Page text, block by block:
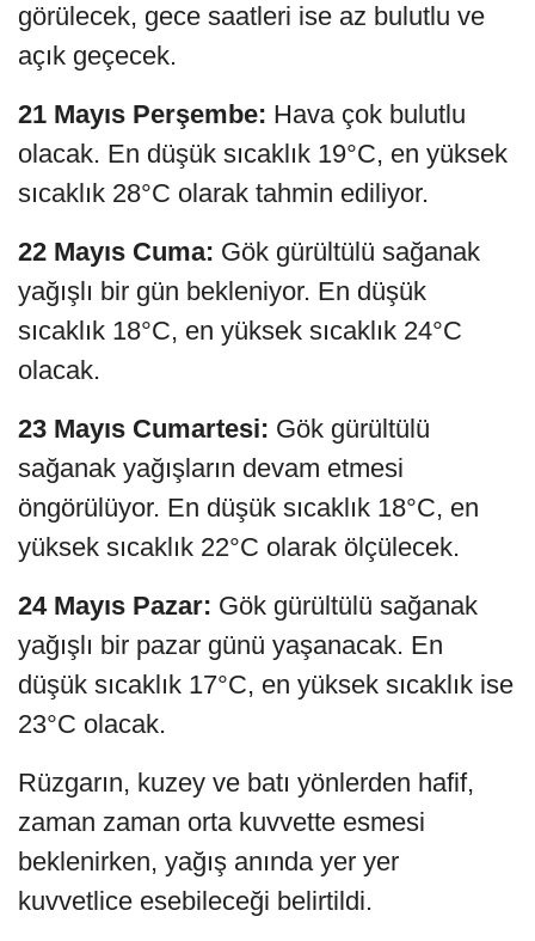
görülecek, gece saatleri ise az bulutlu ve
açık geçecek.
21 Mayıs Perşembe: Hava çok bulutlu
olacak. En düşük sıcaklık 19°C, en yüksek
sıcaklık 28°C olarak tahmin ediliyor.
22 Mayıs Cuma: Gök gürültülü sağanak
yağışlı bir gün bekleniyor. En düşük
sıcaklık 18°C, en yüksek sıcaklık 24°C
olacak.
23 Mayıs Cumartesi: Gök gürültülü
sağanak yağışların devam etmesi
öngörülüyor. En düşük sıcaklık 18°C, en
yüksek sıcaklık 22°C olarak ölçülecek.
24 Mayıs Pazar: Gök gürültülü sağanak
yağışlı bir pazar günü yaşanacak. En
düşük sıcaklık 17°C, en yüksek sıcaklık ise
23°C olacak.
Rüzgarın, kuzey ve batı yönlerden hafif,
zaman zaman orta kuvvette esmesi
beklenirken, yağış anında yer yer
kuvvetlice esebileceği belirtildi.